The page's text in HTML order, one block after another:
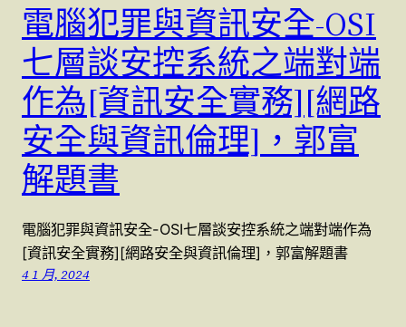
電腦犯罪與資訊安全-OSI
七層談安控系統之端對端
作為[資訊安全實務][網路
安全與資訊倫理]，郭富
解題書
電腦犯罪與資訊安全-OSI七層談安控系統之端對端作為
[資訊安全實務][網路安全與資訊倫理]，郭富解題書
4 1 月, 2024